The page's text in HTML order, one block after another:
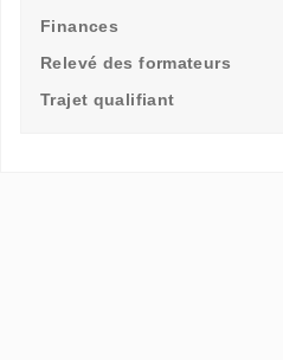
Finances
Relevé des formateurs
Trajet qualifiant